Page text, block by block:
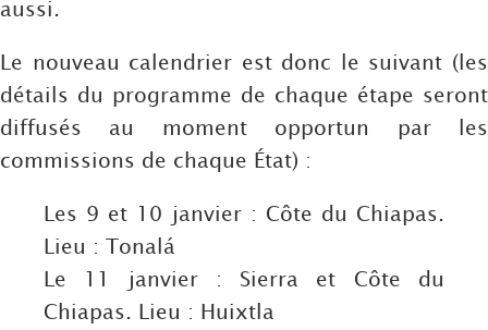
aussi.
Le nouveau calendrier est donc le suivant (les
détails du programme de chaque étape seront
diffusés au moment opportun par les
commissions de chaque État) :
Les 9 et 10 janvier : Côte du Chiapas.
Lieu : Tonalá
Le 11 janvier : Sierra et Côte du
Chiapas. Lieu : Huixtla